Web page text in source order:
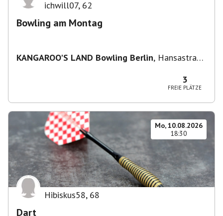
ichwill07, 62
Bowling am Montag
KANGAROO'S LAND Bowling Berlin, Hansastraße
3
FREIE PLÄTZE
Mo, 10.08.2026
18:30
Hibiskus58, 68
Dart